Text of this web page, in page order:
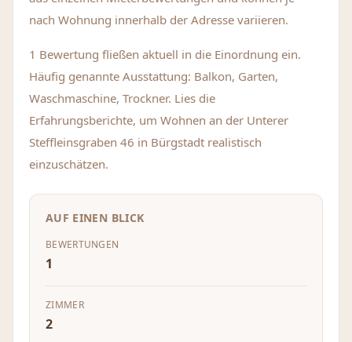
nach Wohnung innerhalb der Adresse variieren.
1 Bewertung fließen aktuell in die Einordnung ein.
Häufig genannte Ausstattung: Balkon, Garten,
Waschmaschine, Trockner. Lies die
Erfahrungsberichte, um Wohnen an der Unterer
Steffleinsgraben 46 in Bürgstadt realistisch
einzuschätzen.
AUF EINEN BLICK
BEWERTUNGEN
1
ZIMMER
2